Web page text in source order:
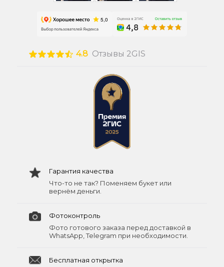
4.8 Отзывы 2GIS
Гарантия качества
Что-то не так? Поменяем букет или
вернём деньги.
Фотоконтроль
Фото готового заказа перед доставкой в
WhatsApp, Telegram при необходимости.
Бесплатная открытка